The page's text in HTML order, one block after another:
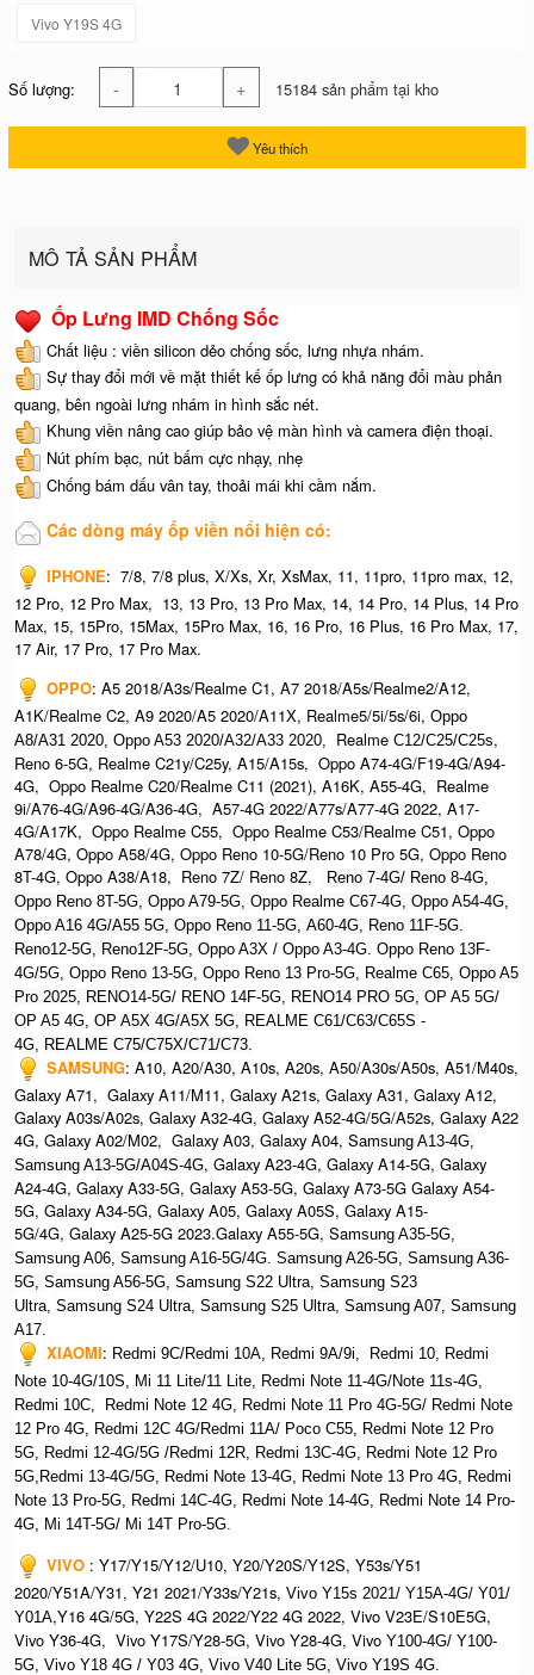
Vivo Y19S 4G
Số lượng: - + 15184 sản phẩm tại kho
Yêu thích
MÔ TẢ SẢN PHẨM
Ốp Lưng IMD Chống Sốc
Chất liệu : viền silicon dẻo chống sốc, lưng nhựa nhám.
Sự thay đổi mới về mặt thiết kế ốp lưng có khả năng đổi màu phản
quang, bên ngoài lưng nhám in hình sắc nét.
Khung viền nâng cao giúp bảo vệ màn hình và camera điện thoại.
Nút phím bạc, nút bấm cực nhạy, nhẹ
Chống bám dấu vân tay, thoải mái khi cầm nắm.
Các dòng máy ốp viền nổi hiện có:
IPHONE: 7/8, 7/8 plus, X/Xs, Xr, XsMax, 11, 11pro, 11pro max, 12,
12 Pro, 12 Pro Max, 13, 13 Pro, 13 Pro Max, 14, 14 Pro, 14 Plus, 14 Pro
Max, 15, 15Pro, 15Max, 15Pro Max, 16, 16 Pro, 16 Plus, 16 Pro Max, 17,
17 Air, 17 Pro, 17 Pro Max.
OPPO: A5 2018/A3s/Realme C1, A7 2018/A5s/Realme2/A12,
A1K/Realme C2, A9 2020/A5 2020/A11X, Realme5/5i/5s/6i, Oppo
A8/A31 2020, Oppo A53 2020/A32/A33 2020, Realme C12/C25/C25s,
Reno 6-5G, Realme C21y/C25y, A15/A15s, Oppo A74-4G/F19-4G/A94-
4G, Oppo Realme C20/Realme C11 (2021), A16K, A55-4G, Realme
9i/A76-4G/A96-4G/A36-4G, A57-4G 2022/A77s/A77-4G 2022, A17-
4G/A17K, Oppo Realme C55, Oppo Realme C53/Realme C51, Oppo
A78/4G, Oppo A58/4G, Oppo Reno 10-5G/Reno 10 Pro 5G, Oppo Reno
8T-4G, Oppo A38/A18, Reno 7Z/ Reno 8Z,
Reno 7-4G/ Reno 8-4G,
Oppo Reno 8T-5G, Oppo A79-5G, Oppo Realme C67-4G, Oppo A54-4G,
Oppo A16 4G/A55 5G, Oppo Reno 11-5G, A60-4G, Reno 11F-5G.
Reno12-5G, Reno12F-5G, Oppo A3X / Oppo A3-4G. Oppo Reno 13F-
4G/5G, Oppo Reno 13-5G, Oppo Reno 13 Pro-5G, Realme C65, Oppo A5
Pro 2025, RENO14-5G/ RENO 14F-5G, RENO14 PRO 5G, OP A5 5G/
OP A5 4G, OP A5X 4G/A5X 5G, REALME C61/C63/C65S -
4G, REALME C75/C75X/C71/C73.
SAMSUNG: A10, A20/A30, A10s, A20s, A50/A30s/A50s, A51/M40s,
Galaxy A71, Galaxy A11/M11, Galaxy A21s, Galaxy A31, Galaxy A12,
Galaxy A03s/A02s, Galaxy A32-4G, Galaxy A52-4G/5G/A52s, Galaxy A22
4G, Galaxy A02/M02, Galaxy A03, Galaxy A04, Samsung A13-4G,
Samsung A13-5G/A04S-4G, Galaxy A23-4G, Galaxy A14-5G, Galaxy
A24-4G, Galaxy A33-5G, Galaxy A53-5G, Galaxy A73-5G Galaxy A54-
5G, Galaxy A34-5G, Galaxy A05, Galaxy A05S, Galaxy A15-
5G/4G, Galaxy A25-5G 2023.Galaxy A55-5G, Samsung A35-5G,
Samsung A06, Samsung A16-5G/4G. Samsung A26-5G, Samsung A36-
5G, Samsung A56-5G, Samsung S22 Ultra, Samsung S23
Ultra, Samsung S24 Ultra, Samsung S25 Ultra, Samsung A07, Samsung
A17.
XIAOMI: Redmi 9C/Redmi 10A, Redmi 9A/9i, Redmi 10, Redmi
Note 10-4G/10S, Mi 11 Lite/11 Lite, Redmi Note 11-4G/Note 11s-4G,
Redmi 10C, Redmi Note 12 4G, Redmi Note 11 Pro 4G-5G/ Redmi Note
12 Pro 4G, Redmi 12C 4G/Redmi 11A/ Poco C55, Redmi Note 12 Pro
5G, Redmi 12-4G/5G /Redmi 12R, Redmi 13C-4G, Redmi Note 12 Pro
5G,Redmi 13-4G/5G, Redmi Note 13-4G, Redmi Note 13 Pro 4G, Redmi
Note 13 Pro-5G, Redmi 14C-4G, Redmi Note 14-4G, Redmi Note 14 Pro-
4G, Mi 14T-5G/ Mi 14T Pro-5G.
VIVO : Y17/Y15/Y12/U10, Y20/Y20S/Y12S, Y53s/Y51
2020/Y51A/Y31, Y21 2021/Y33s/Y21s, Vivo Y15s 2021/ Y15A-4G/ Y01/
Y01A,Y16 4G/5G, Y22S 4G 2022/Y22 4G 2022, Vivo V23E/S10E5G,
Vivo Y36-4G, Vivo Y17S/Y28-5G, Vivo Y28-4G, Vivo Y100-4G/ Y100-
5G, Vivo Y18 4G / Y03 4G, Vivo V40 Lite 5G, Vivo Y19S 4G.